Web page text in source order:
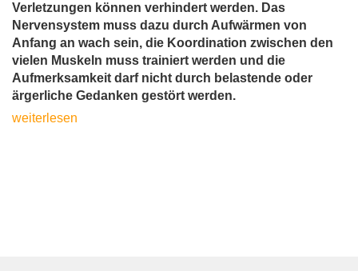
Verletzungen können verhindert werden. Das
Nervensystem muss dazu durch Aufwärmen von
Anfang an wach sein, die Koordination zwischen den
vielen Muskeln muss trainiert werden und die
Aufmerksamkeit darf nicht durch belastende oder
ärgerliche Gedanken gestört werden.
weiterlesen